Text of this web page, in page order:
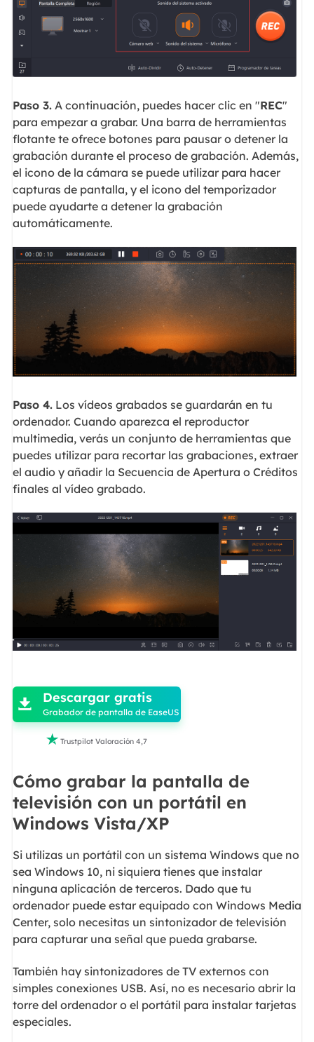
Paso 3.A continuación, puedes hacer clic en "REC"
para empezar a grabar. Una barra de herramientas
flotante te ofrece botones para pausar o detener la
grabación durante el proceso de grabación. Además,
el icono de la cámara se puede utilizar para hacer
capturas de pantalla, y el icono del temporizador
puede ayudarte a detener la grabación
automáticamente.
Paso 4.Los vídeos grabados se guardarán en tu
ordenador. Cuando aparezca el reproductor
multimedia, verás un conjunto de herramientas que
puedes utilizar para recortar las grabaciones, extraer
el audio y añadir la Secuencia de Apertura o Créditos
finales al vídeo grabado.
 Descargar gratis
Grabador de pantalla de EaseUS
 Trustpilot Valoración 4,7
Cómo grabar la pantalla de
televisión con un portátil en
Windows Vista/XP
Si utilizas un portátil con un sistema Windows que no
sea Windows 10, ni siquiera tienes que instalar
ninguna aplicación de terceros. Dado que tu
ordenador puede estar equipado con Windows Media
Center, solo necesitas un sintonizador de televisión
para capturar una señal que pueda grabarse.
También hay sintonizadores de TV externos con
simples conexiones USB. Así, no es necesario abrir la
torre del ordenador o el portátil para instalar tarjetas
especiales.